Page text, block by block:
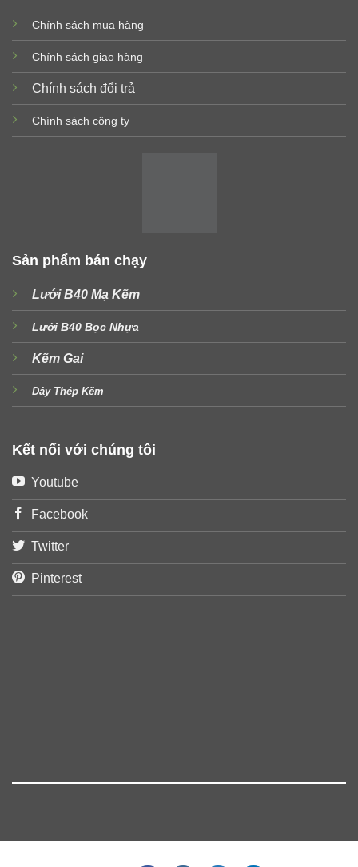
Chính sách mua hàng
Chính sách giao hàng
Chính sách đổi trả
Chính sách công ty
Sản phẩm bán chạy
Lưới B40 Mạ Kẽm
Lưới B40 Bọc Nhựa
Kẽm Gai
Dây Thép Kẽm
Kết nối với chúng tôi
Youtube
Facebook
Twitter
Pinterest